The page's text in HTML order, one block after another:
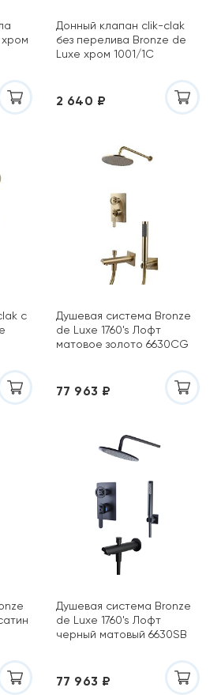
Донный клапан clik-clak
без перелива Bronze de
Luxe хром 1001/1C
2 640 ₽
с
Душевая система Bronze
de Luxe 1760's Лофт
матовое золото 6630CG
77 963 ₽
Душевая система Bronze
de Luxe 1760's Лофт
черный матовый 6630SB
77 963 ₽